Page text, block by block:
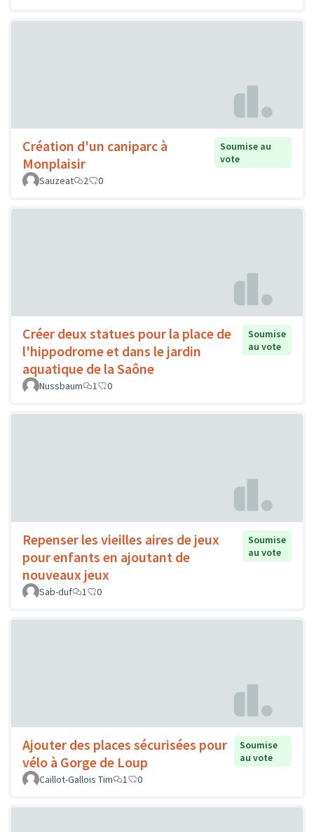
Création d'un caniparc à
Monplaisir
Soumise au
vote
Sauzeat
2 0
Créer deux statues pour la place de
l'hippodrome et dans le jardin
aquatique de la Saône
Soumise
au vote
Nussbaum 1 0
Repenser les vieilles aires de jeux
pour enfants en ajoutant de
nouveaux jeux
Soumise
au vote
Sab-duf 1 0
Ajouter des places sécurisées pour
vélo à Gorge de Loup
Soumise
au vote
Caillot-Gallois Tim
1 0